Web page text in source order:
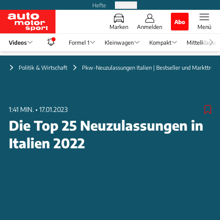
Hefte
Marken Anmelden
Abo
Menü
Videos Formel 1 Kleinwagen Kompakt Mittelklasse
Politik & Wirtschaft Pkw-Neuzulassungen Italien | Bestseller und
1:41 MIN. • 17.01.2023
Die Top 25 Neuzulassungen in
Italien 2022